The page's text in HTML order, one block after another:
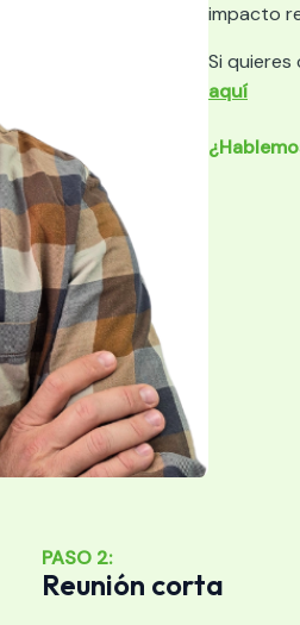
impacto
Si
aquí
PASO 2:
Reunión corta